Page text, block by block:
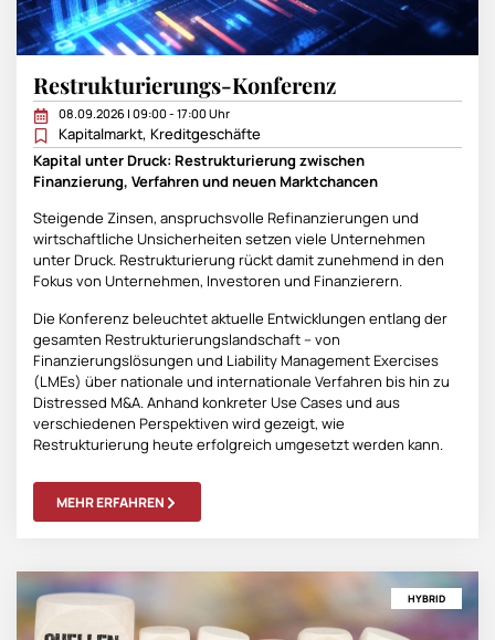
MEHR ERFAHREN
Restrukturierungs-Konferenz
08.09.2026 | 09:00 - 17:00 Uhr
Kapitalmarkt, Kreditgeschäfte
Kapital unter Druck: Restrukturierung zwischen
Finanzierung, Verfahren und neuen Marktchancen
Steigende Zinsen, anspruchsvolle Refinanzierungen und
wirtschaftliche Unsicherheiten setzen viele Unternehmen
unter Druck. Restrukturierung rückt damit zunehmend in den
Fokus von Unternehmen, Investoren und Finanzierern.
Die Konferenz beleuchtet aktuelle Entwicklungen entlang der
gesamten Restrukturierungslandschaft – von
Finanzierungslösungen und Liability Management Exercises
(LMEs) über nationale und internationale Verfahren bis hin zu
Distressed M&A. Anhand konkreter Use Cases und aus
verschiedenen Perspektiven wird gezeigt, wie
Restrukturierung heute erfolgreich umgesetzt werden kann.
HYBRID